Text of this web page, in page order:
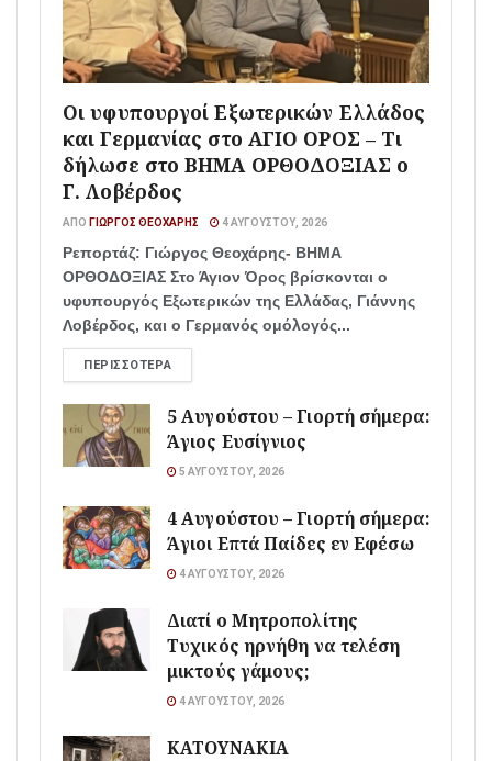
Οι υφυπουργοί Εξωτερικών Ελλάδος
και Γερμανίας στο ΑΓΙΟ ΟΡΟΣ – Τι
δήλωσε στο ΒΗΜΑ ΟΡΘΟΔΟΞΙΑΣ ο
Γ. Λοβέρδος
ΑΠΌ ΓΙΏΡΓΟΣ ΘΕΟΧΆΡΗΣ 4 ΑΥΓΟΎΣΤΟΥ, 2026
Ρεπορτάζ: Γιώργος Θεοχάρης- ΒΗΜΑ
ΟΡΘΟΔΟΞΙΑΣ Στο Άγιον Όρος βρίσκονται ο
υφυπουργός Εξωτερικών της Ελλάδας, Γιάννης
Λοβέρδος, και ο Γερμανός ομόλογός...
ΠΕΡΙΣΣΌΤΕΡΑ
5 Αυγούστου – Γιορτή σήμερα:
Άγιος Ευσίγνιος
5 ΑΥΓΟΎΣΤΟΥ, 2026
4 Αυγούστου – Γιορτή σήμερα:
Άγιοι Επτά Παίδες εν Εφέσω
4 ΑΥΓΟΎΣΤΟΥ, 2026
Διατί ο Μητροπολίτης
Τυχικός ηρνήθη να τελέση
μικτούς γάμους;
4 ΑΥΓΟΎΣΤΟΥ, 2026
ΚΑΤΟΥΝΑΚΙΑ